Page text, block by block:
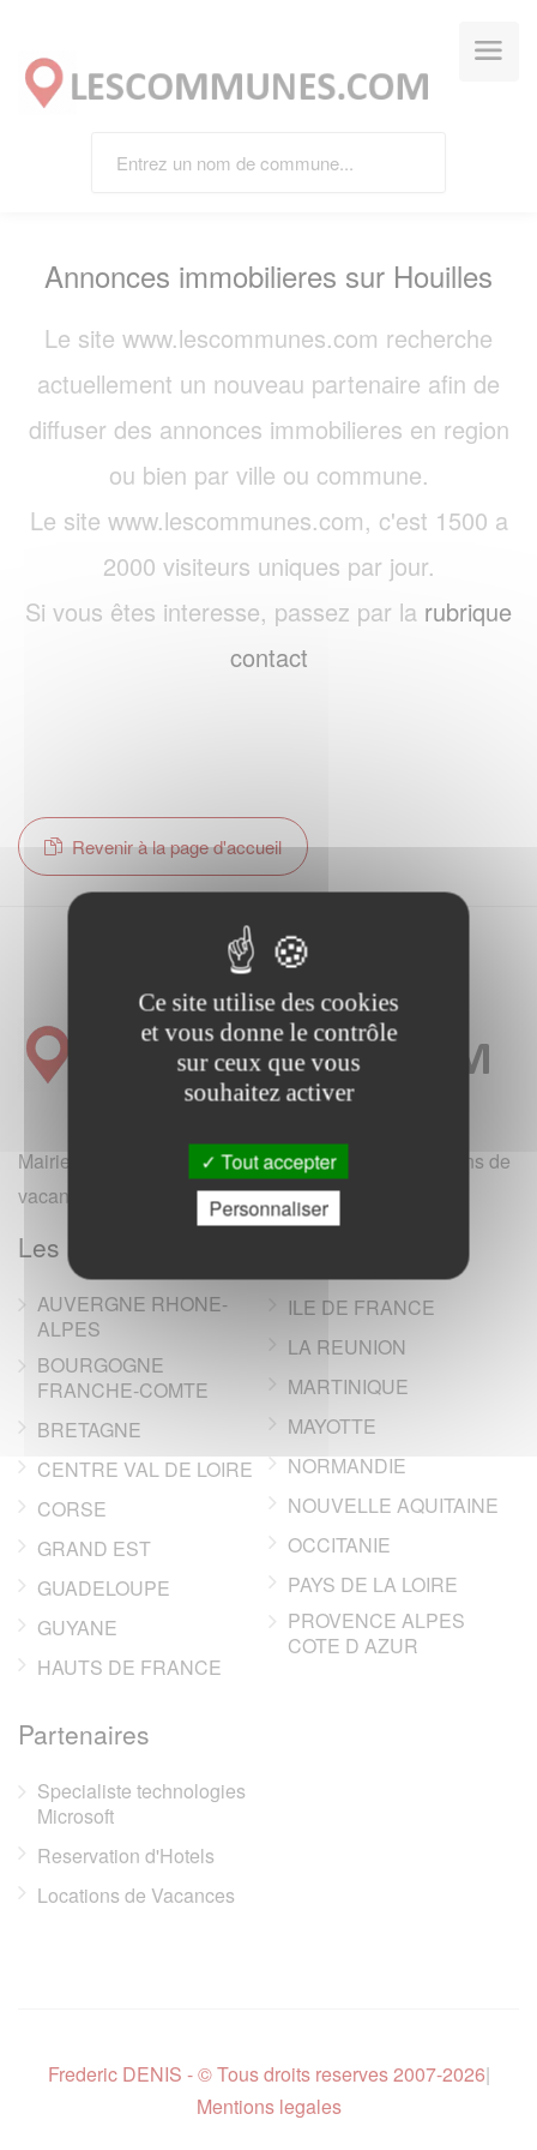
Annonces immobilieres sur Houilles
Le site www.lescommunes.com recherche
actuellement un nouveau partenaire afin de
diffuser des annonces immobilieres en region
ou bien par ville ou commune.
Le site www.lescommunes.com, c'est 1500 a
2000 visiteurs uniques par jour.
Si vous êtes interesse, passez par la rubrique
contact
Revenir à la page d'accueil
Mairie et office de tourisme de France (hotels, locations de
vacances, campings, annonces immobilieres).
Les regions de France
AUVERGNE RHONE-
ALPES
BOURGOGNE
FRANCHE-COMTE
BRETAGNE
CENTRE VAL DE LOIRE
CORSE
GRAND EST
GUADELOUPE
GUYANE
HAUTS DE FRANCE
ILE DE FRANCE
LA REUNION
MARTINIQUE
MAYOTTE
NORMANDIE
NOUVELLE AQUITAINE
OCCITANIE
PAYS DE LA LOIRE
PROVENCE ALPES
COTE D AZUR
Partenaires
Specialiste technologies
Microsoft
Reservation d'Hotels
Locations de Vacances
Frederic DENIS - © Tous droits reserves 2007-2026|
Mentions legales
Ce site utilise des cookies
et vous donne le contrôle
sur ceux que vous
souhaitez activer
Tout accepter
Personnaliser